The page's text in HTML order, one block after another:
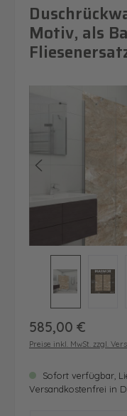
Motiv, als
Regulärer Preis:
585,00 €
Preise inkl. MwSt. zzgl.
Sofort verfügbar,
Versandkostenfrei in